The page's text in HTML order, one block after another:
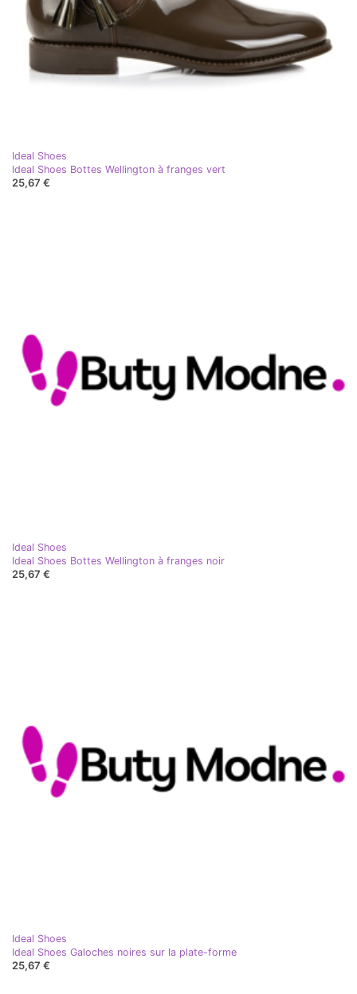
Ideal Shoes
Ideal Shoes Bottes Wellington à franges vert
25,67 €
Ideal Shoes
Ideal Shoes Bottes Wellington à franges noir
25,67 €
Ideal Shoes
Ideal Shoes Galoches noires sur la plate-forme
25,67 €